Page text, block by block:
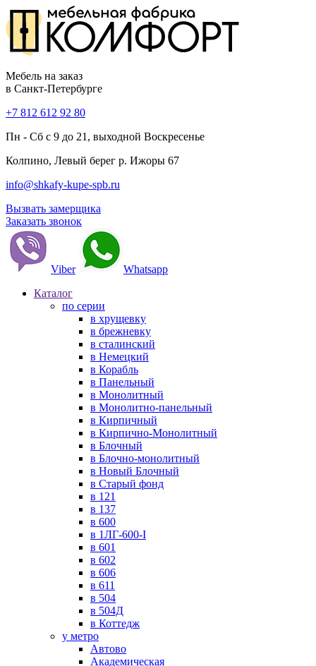
Мебель на заказ
в Санкт-Петербурге
+7 812 612 92 80
Пн - Сб с 9 до 21, выходной Воскресенье
Колпино, Левый берег р. Ижоры 67
info@shkafy-kupe-spb.ru
Вызвать замерщика
Заказать звонок
Viber
Whatsapp
Каталог
по серии
в хрущевку
в брежневку
в сталинский
в Немецкий
в Корабль
в Панельный
в Монолитный
в Монолитно-панельный
в Кирпичный
в Кирпично-Монолитный
в Блочный
в Блочно-монолитный
в Новый Блочный
в Старый фонд
в 121
в 137
в 600
в 1ЛГ-600-I
в 601
в 602
в 606
в 611
в 504
в 504Д
в Коттедж
у метро
Автово
Академическая